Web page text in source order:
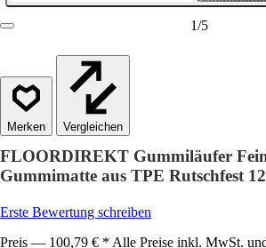
1/5
Vergleichen
FLOORDIREKT Gummiläufer
Gummimatte aus TPE Rutschfest
Erste Bewertung schreiben
Preis — 100,79 € * Alle Preise inkl. MwSt.